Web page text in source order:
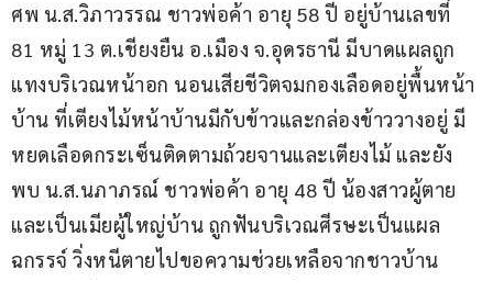
ศพ น.ส.วิภาวรรณ ชาวพ่อค้า อายุ 58 ปี อยู่บ้านเลขที่
81 หมู่ 13 ต.เชียงยืน อ.เมือง จ.อุดรธานี มีบาดแผลถูก
แทงบริเวณหน้าอก นอนเสียชีวิตจมกองเลือดอยู่พื้นหน้า
บ้าน ที่เตียงไม้หน้าบ้านมีกับข้าวและกล่องข้าววางอยู่ มี
หยดเลือดกระเซ็นติดตามถ้วยจานและเตียงไม้ และยัง
พบ น.ส.นภาภรณ์ ชาวพ่อค้า อายุ 48 ปี น้องสาวผู้ตาย
และเป็นเมียผู้ใหญ่บ้าน ถูกฟันบริเวณศีรษะเป็นแผล
ฉกรรจ์ วิ่งหนีตายไปขอความช่วยเหลือจากชาวบ้าน